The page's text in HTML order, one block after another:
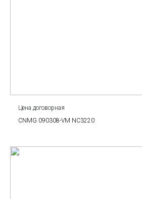
Цена договорная
CNMG 090308-VM NC3220